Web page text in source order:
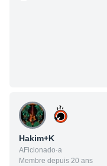
Hakim+K
AFicionado·a
Membre depuis 20 ans